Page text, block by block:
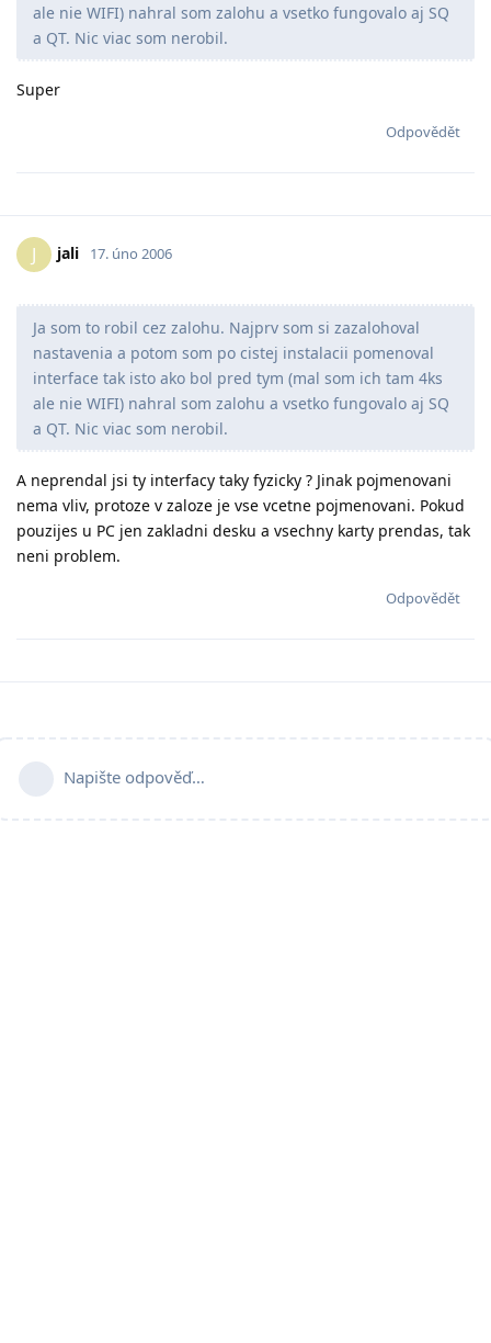
ale nie WIFI) nahral som zalohu a vsetko fungovalo aj SQ
a QT. Nic viac som nerobil.
Super
Odpovědět
J jali 17. úno 2006
Ja som to robil cez zalohu. Najprv som si zazalohoval
nastavenia a potom som po cistej instalacii pomenoval
interface tak isto ako bol pred tym (mal som ich tam 4ks
ale nie WIFI) nahral som zalohu a vsetko fungovalo aj SQ
a QT. Nic viac som nerobil.
A neprendal jsi ty interfacy taky fyzicky ? Jinak pojmenovani
nema vliv, protoze v zaloze je vse vcetne pojmenovani. Pokud
pouzijes u PC jen zakladni desku a vsechny karty prendas, tak
neni problem.
Odpovědět
Napište odpověď…